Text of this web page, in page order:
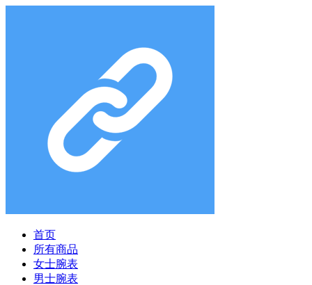
首页
所有商品
女士腕表
男士腕表